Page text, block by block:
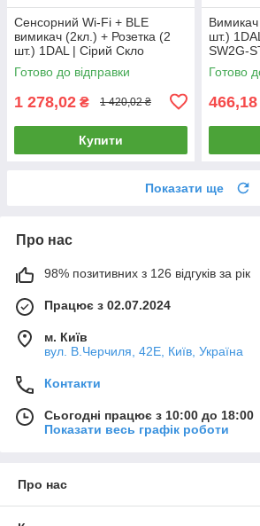
Сенсорний Wi-Fi + BLE
вимикач (2кл.) + Розетка (2
шт.) 1DAL | Сірий Скло
(G228D-SW2G.WF-STX2.GR)
Готово до відправки
1 278,02 ₴ 1 420,02 ₴
Купити
Вимикач
шт.)
SW2G-
Готово
466,18
Показати ще
Про нас
98% позитивних з 126 відгуків за рік
Працює з 02.07.2024
м. Київ
вул. В.Черчиля, 42Е, Київ, Україна
Контакти
Сьогодні працює з 10:00 до 18:00
Показати весь графік роботи
Про нас